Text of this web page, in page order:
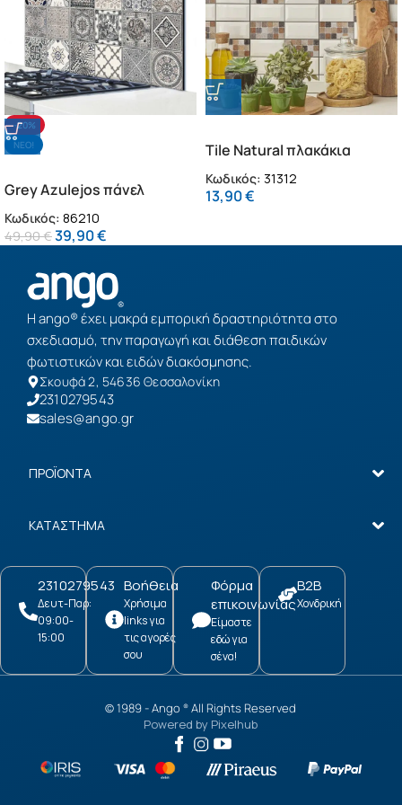
-20%
NΕΟ!
Grey Azulejos πάνελ
αλουμινίου εστίας L
(86210)
Κωδικός: 86210
49,90€39,90€
Tile Natural πλακάκια
διακόσμησης τοίχων
κουζίνας & μπάνιου (31312)
Κωδικός: 31312
13,90€
Η ango® έχει μακρά εμπορική δραστηριότητα στο
σχεδιασμό, την παραγωγή και διάθεση παιδικών
φωτιστικών και ειδών διακόσμησης.
Σκουφά 2, 54636 Θεσσαλονίκη
2310279543
sales@ango.gr
ΠΡΟΪΟΝΤΑ
ΚΑΤΑΣΤΗΜΑ
2310279543
Δευτ-Παρ:
09:00-
15:00
Βοήθεια
Χρήσιμα
links για
τις αγορές
σου
Φόρμα
επικοινωνίας
Είμαστε
εδώ για
σένα!
B2B
Χονδρική
© 1989 -Ango® All Rights Reserved
Powered by Pixelhub